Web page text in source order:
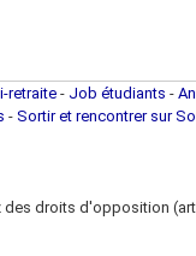
retraite - Job étudiants -
- Sortir et rencontrer sur
droits d'opposition